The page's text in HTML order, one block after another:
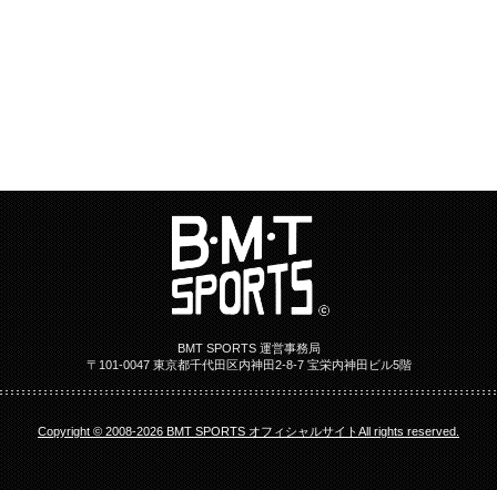
BMT SPORTS 運営事務局
〒101-0047 東京都千代田区内神田2-8-7 宝栄内神田ビル5階
Copyright © 2008-2026 BMT SPORTS オフィシャルサイトAll rights reserved.